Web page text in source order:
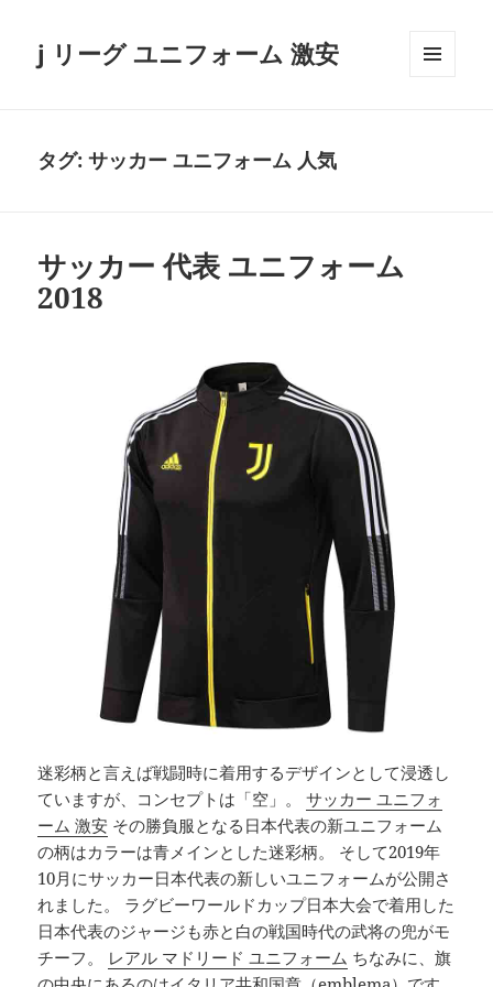
j リーグ ユニフォーム 激安
タグ:サッカー ユニフォーム 人気
サッカー 代表 ユニフォーム
2018
迷彩柄と言えば戦闘時に着用するデザインとして浸透し
ていますが、コンセプトは「空」。サッカー ユニフォ
ーム 激安 その勝負服となる日本代表の新ユニフォーム
の柄はカラーは青メインとした迷彩柄。 そして2019年
10月にサッカー日本代表の新しいユニフォームが公開さ
れました。 ラグビーワールドカップ日本大会で着用した
日本代表のジャージも赤と白の戦国時代の武将の兜がモ
チーフ。 レアル マドリード ユニフォーム ちなみに、旗